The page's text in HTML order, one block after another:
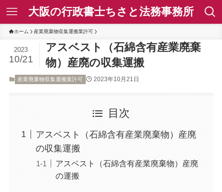
大阪の行政書士ちさと法務事務所
ホーム 産業廃棄物収集運搬業許可
アスベスト（石綿含有産業廃棄
物）産廃の収集運搬
2023
10/21
産業廃棄物収集運搬業許可 2023年10月21日
目次
アスベスト（石綿含有産業廃棄物）産廃
の収集運搬
アスベスト（石綿含有産業廃棄物）産廃
の運搬